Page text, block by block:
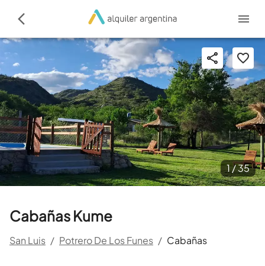
Cabañas Kume
San Luis / Potrero De Los Funes / Cabañas
1 /35